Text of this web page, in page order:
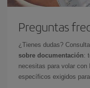
Preguntas
¿Tienes dudas?
sobre documentación:
necesitas para volar
específicos exigidos